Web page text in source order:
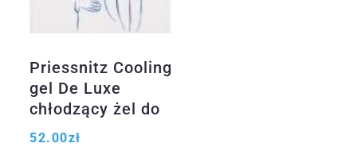
Priessnitz Cooling
gel De Luxe
chłodzący żel do
masażu mięśni i
52.00zł